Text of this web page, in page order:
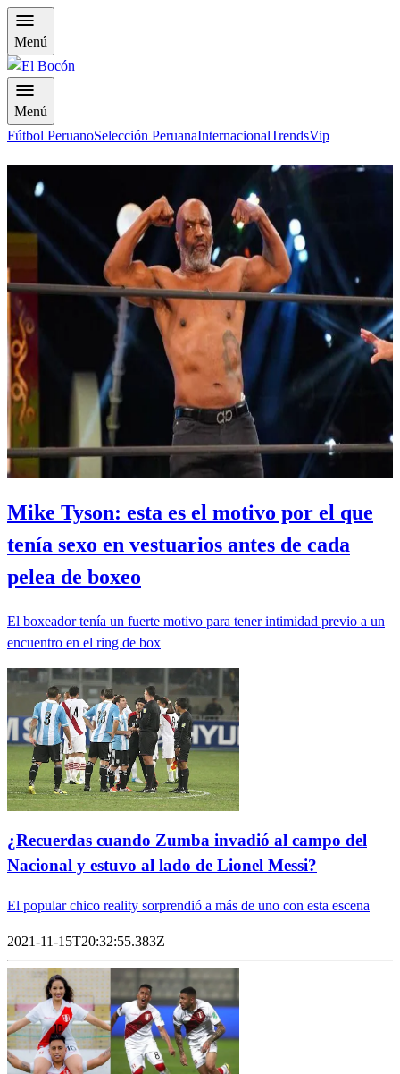
Menú
Menú
Fútbol PeruanoSelección PeruanaInternacionalTrendsVip
Mike Tyson: esta es el motivo por el que
tenía sexo en vestuarios antes de cada
pelea de boxeo
El boxeador tenía un fuerte motivo para tener intimidad previo a un
encuentro en el ring de box
¿Recuerdas cuando Zumba invadió al campo del
Nacional y estuvo al lado de Lionel Messi?
El popular chico reality sorprendió a más de uno con esta escena
2021-11-15T20:32:55.383Z